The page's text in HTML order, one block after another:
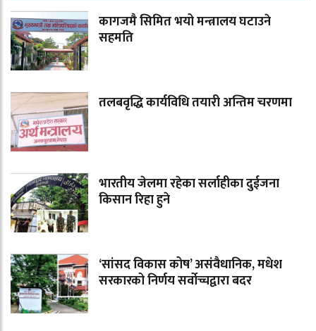
कागजमै सिमित भयो मन्त्रालय घटाउने
सहमति
तलबवृद्धि कार्यविधि तयारी अन्तिम चरणमा
भारतीय जेलमा रहेका सर्लाहीका दुईजना
किसान रिहा हुने
‘सांसद विकास कोष’ असंवैधानिक, मधेश
सरकारको निर्णय सर्वोच्चद्वारा बदर